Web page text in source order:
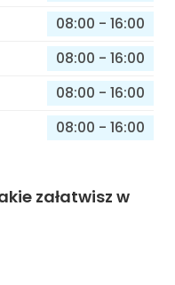
08:00 - 16:00
08:00 - 16:00
08:00 - 16:00
08:00 - 16:00
załatwisz w